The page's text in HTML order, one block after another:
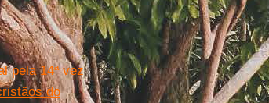
pela 14ª vez
do